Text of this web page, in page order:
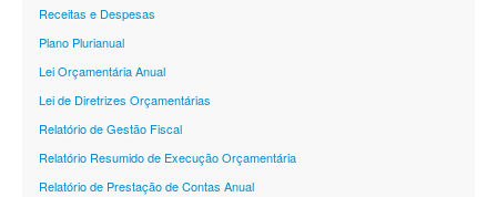
Receitas e Despesas
Plano Plurianual
Lei Orçamentária Anual
Lei de Diretrizes Orçamentárias
Relatório de Gestão Fiscal
Relatório Resumido de Execução Orçamentária
Relatório de Prestação de Contas Anual